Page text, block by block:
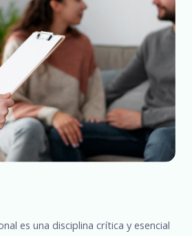
es una disciplina crítica y esencial